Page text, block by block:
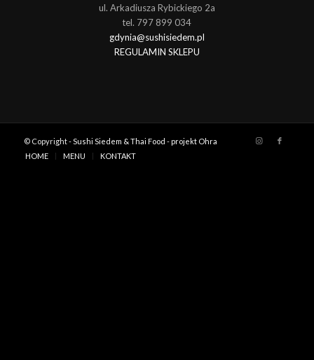
ul. Arkadiusza Rybickiego 2a
tel. 797 899 034
gdynia@sushisiedem.pl
REGULAMIN SKLEPU
© Copyright -Sushi Siedem & Thai Food -projekt Ohra
HOME
MENU KONTAKT